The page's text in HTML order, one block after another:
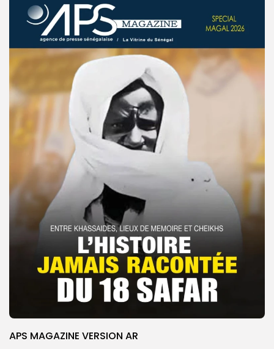
APS MAGAZINE VERSION AR